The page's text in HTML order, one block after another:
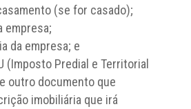
(se for casado);
empresa;
da empresa; e
(Imposto Predial e Territorial
outro documento que
imobiliária que irá